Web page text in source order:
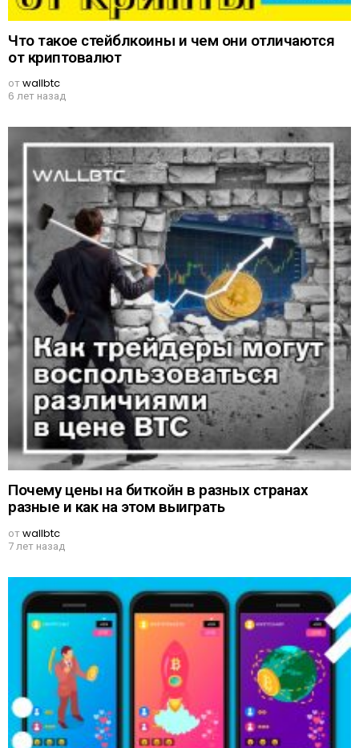
Что такое стейблкоины и чем они отличаются
от криптовалют
отwallbtc
6 лет назад
Почему цены на биткойн в разных странах
разные и как на этом выиграть
отwallbtc
7 лет назад